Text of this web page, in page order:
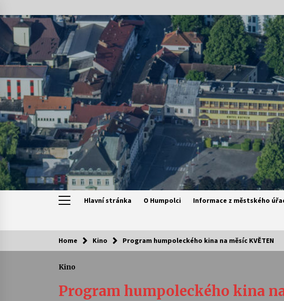
to
content
Hlavní stránka O Humpolci Informace z městského
Kam za kulturou?
Camerata a Sukuba Ensemble
4. 8. 2026
Home Kino Program humpoleckého kina na měsíc KVĚTEN
Kino
Program humpoleckého kina